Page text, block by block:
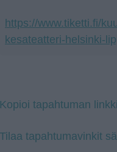
https://www.tiketti.fi/
kesateatteri-helsinki-
Kopioi tapahtuman
Tilaa tapahtumavinkit